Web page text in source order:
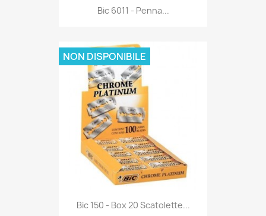
Anteprima
Bic 6011 - Penna...
Anteprima
Bic 150 - Box 20 Scatolette...
NON DISPONIBILE